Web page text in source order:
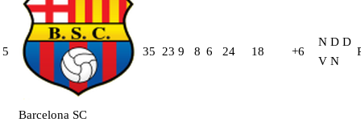
5
Barcelona SC
35 23 9 8 6 24 18 +6
N D D
V N